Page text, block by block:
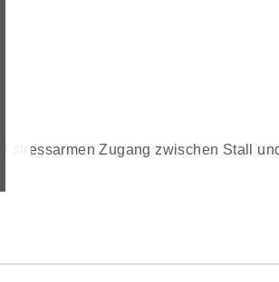
Zugang zwischen Stall